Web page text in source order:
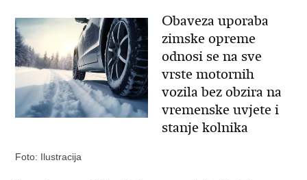
Obaveza uporaba
zimske opreme
odnosi se na sve
vrste motornih
vozila bez obzira na
vremenske uvjete i
stanje kolnika
Foto: Ilustracija